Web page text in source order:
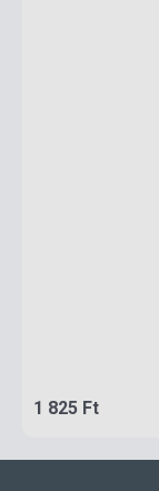
1 825 Ft